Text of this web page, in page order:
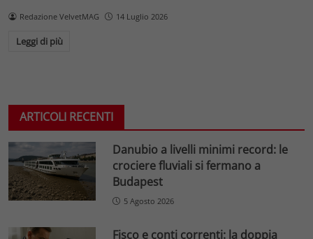
Redazione VelvetMAG 14 Luglio 2026
Leggi di più
ARTICOLI RECENTI
Danubio a livelli minimi record: le
crociere fluviali si fermano a
Budapest
5 Agosto 2026
Fisco e conti correnti: la doppia